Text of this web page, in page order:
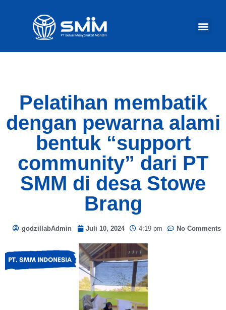
Pelatihan membatik
dengan pewarna alami
bentuk “support
community” dari PT
SMM di desa Stowe
Brang
godzillabAdmin Juli 10, 2024 4:19 pm No Comments